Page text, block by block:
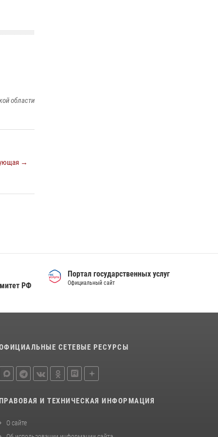
области
→
РФ
Портал государственных услуг
Официальный сайт
СЕТЕВЫЕ РЕСУРСЫ
ПРАВОВАЯ И ТЕХНИЧЕСКАЯ ИНФОРМАЦИЯ
О сайте